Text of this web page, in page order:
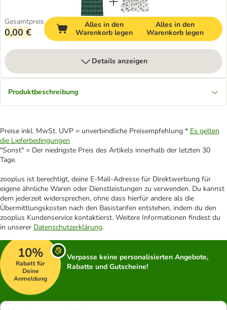
Gesamtpreis
0,00 €
Alles in den
Warenkorb legen
Alles in den
Warenkorb legen
Details anzeigen
Produktbeschreibung
Preise inkl. MwSt. UVP = unverbindliche Preisempfehlung * Es gelten
die Lieferbedingungen
"Sonst" = Der niedrigste Preis des Artikels innerhalb der letzten 30
Tage.
zooplus ist berechtigt, deine E-Mail-Adresse für Direktwerbung für
eigene ähnliche Waren oder Dienstleistungen zu verwenden. Du kannst
dem jederzeit widersprechen, ohne dass hierfür andere als die
Übermittlungskosten nach den Basistarifen entstehen, indem du den
zooplus Kundenservice kontaktierst. Weitere Informationen findest du
in unserer Datenschutzerklärung.
10%
Rabatt für
Deine
Anmeldung
Verpasse keine personalisierten Angebote,
Rabatte und Gutscheine!